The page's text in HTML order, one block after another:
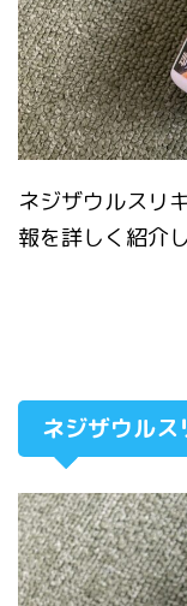
ネジザウルスリ
報を詳しく紹介
ネジザウル